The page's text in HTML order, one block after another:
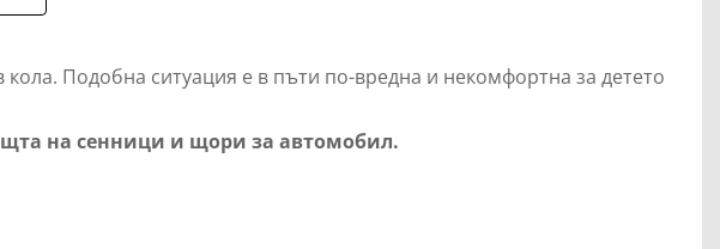
Подобна ситуация е в пъти по-вредна и некомфортна за детето
на сенници и щори за автомобил.